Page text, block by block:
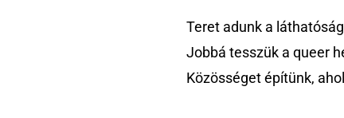
Teret adunk a
Jobbá tesszük a queer
Közösséget építünk,